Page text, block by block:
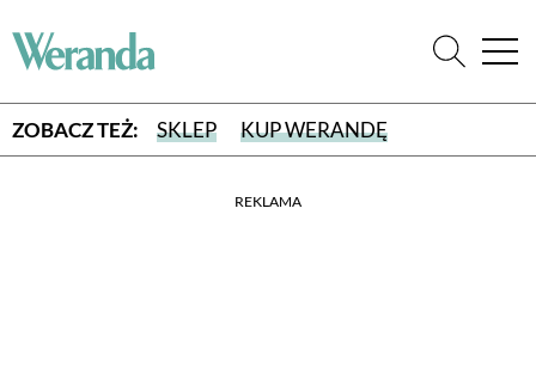
ZOBACZ TEŻ: SKLEP KUP WERANDĘ
REKLAMA